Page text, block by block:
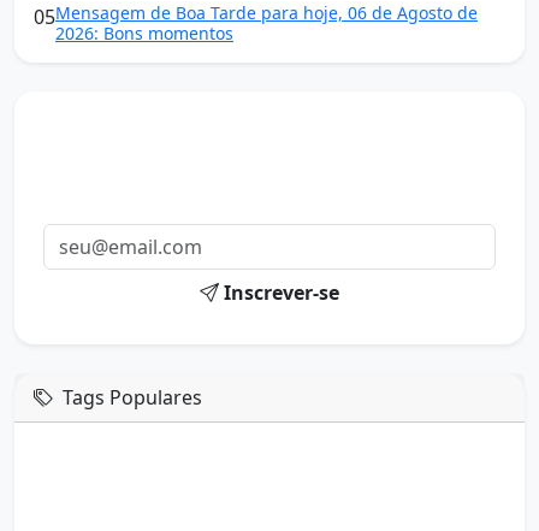
05Mensagem de Boa Tarde para hoje, 06 de Agosto de
2026: Bons momentos
Inscrever-se
Tags Populares